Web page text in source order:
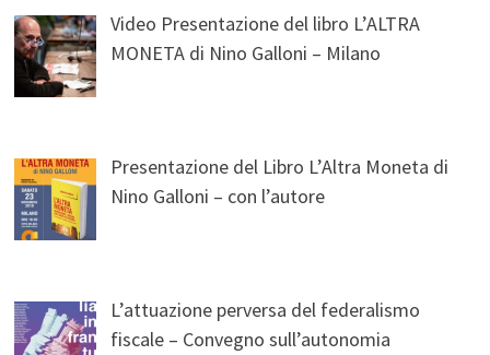
Video Presentazione del libro L’ALTRA
MONETA di Nino Galloni – Milano
Presentazione del Libro L’Altra Moneta di
Nino Galloni – con l’autore
L’attuazione perversa del federalismo
fiscale – Convegno sull’autonomia